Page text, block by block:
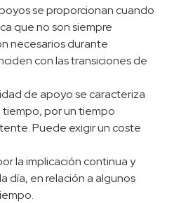
se proporcionan cuando
que no son siempre
necesarios durante
con las transiciones de
de apoyo se caracteriza
tiempo, por un tiempo
Puede exigir un coste
la implicación continua y
día, en relación a algunos